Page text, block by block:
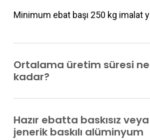
Minimum ebat başı 250 kg imalat
Ortalama üretim süresi ne
kadar?
edebiliyoruz.
Hazır ebatta baskısız veya
jenerik baskılı alüminyum